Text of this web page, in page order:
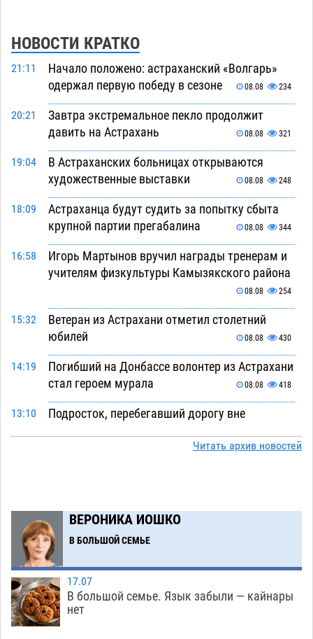
НОВОСТИ КРАТКО
21:11
Начало положено: астраханский «Волгарь»
одержал первую победу в сезоне
08.08 234
20:21
Завтра экстремальное пекло продолжит
давить на Астрахань
08.08 321
19:04
В Астраханских больницах открываются
художественные выставки
08.08 248
18:09
Астраханца будут судить за попытку сбыта
крупной партии прегабалина
08.08 344
16:58
Игорь Мартынов вручил награды тренерам и
учителям физкультуры Камызякского района
08.08 254
15:32
Ветеран из Астрахани отметил столетний
юбилей
08.08 430
14:19
Погибший на Донбассе волонтер из Астрахани
стал героем мурала
08.08 418
13:10
Подросток, перебегавший дорогу вне
08.08 557
08.08 362
10:51
Фаворитская ноша: астраханские
гандболисты крупно проиграли пермякам
09:00
Лидеры чеченской диаспоры в Астрахани
осудили выходку молодого лихача с улицы
Читать архив новостей
ВЕРОНИКА ИОШКО
В БОЛЬШОЙ СЕМЬЕ
17.07
В большой семье. Язык забыли — кайнары
нет